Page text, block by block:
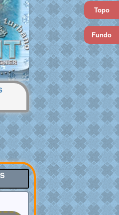
Topo
Fundo